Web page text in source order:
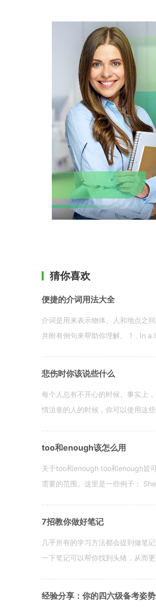
猜你喜欢
便捷的介词用法大全
介词是用来表示物体、人和地点之
并附有例句来帮助你理解。 1．In
悲伤时你该说些什么
每个人总有不开心的时候。事实上
情沮丧的人的时候，你可以使用这
too和enough该怎么用
关于too和enough too和enough皆
需要的范围。这里是一些例子：
7招教你做好笔记
几乎所有的学习方法都会提到做笔
一下笔记可以帮你找到头绪，从而更
经验分享：你的四六级备考姿